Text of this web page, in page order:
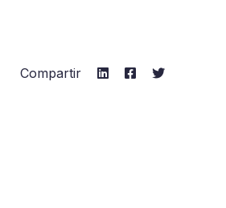
Compartir